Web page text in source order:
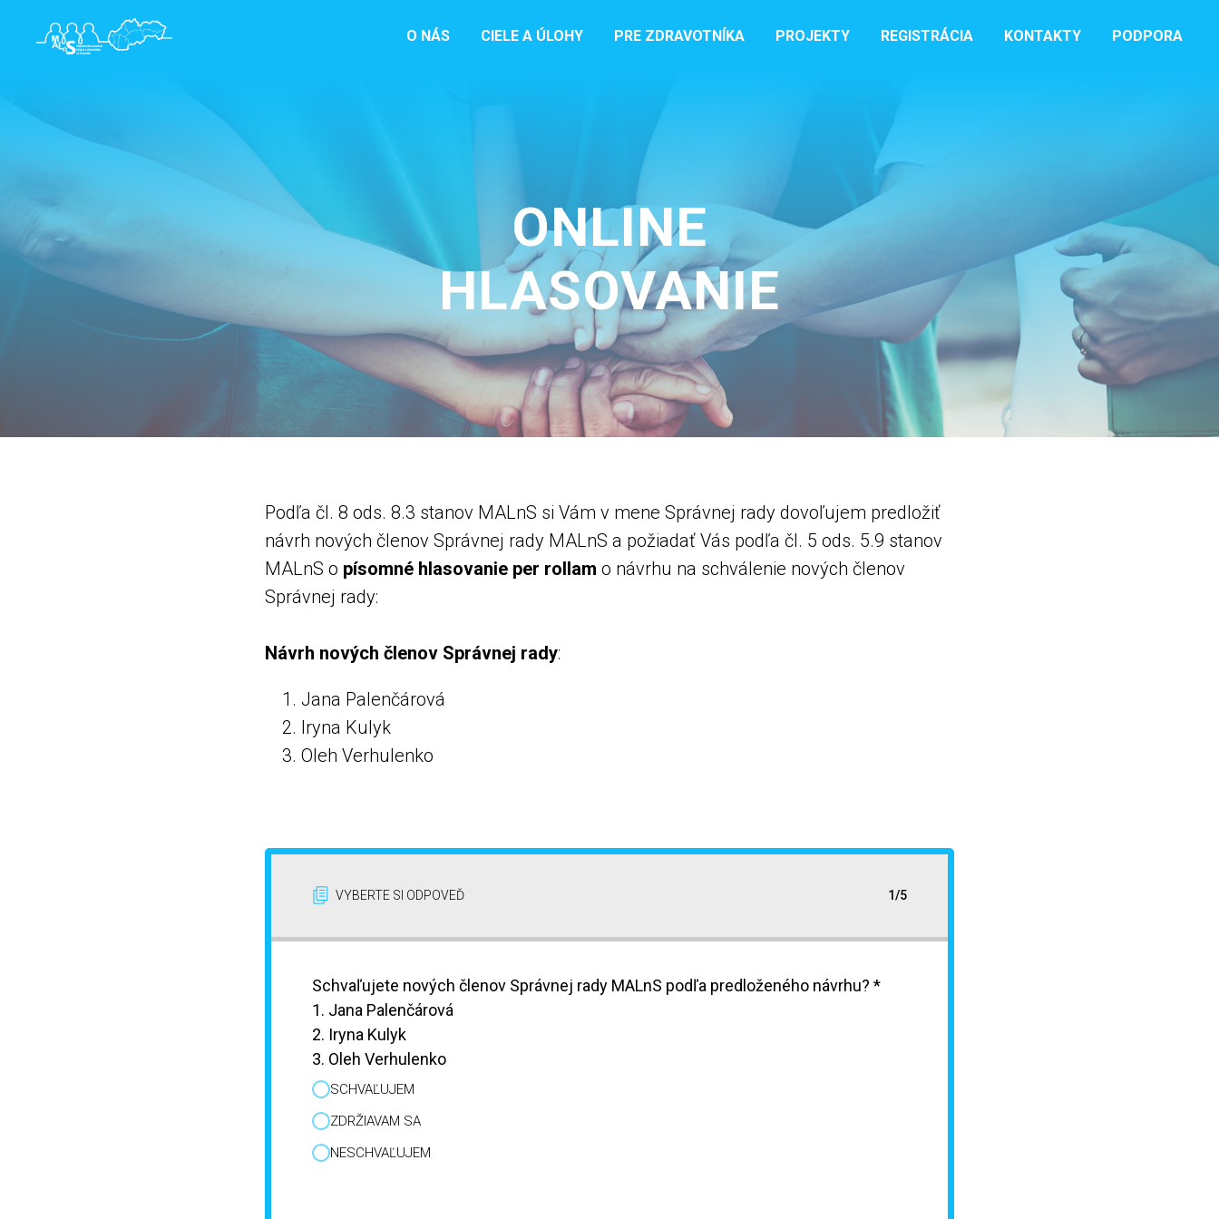
O NÁS CIELE A ÚLOHY PRE ZDRAVOTNÍKA PROJEKTY REGISTRÁCIA KONTAKTY PODPORA
ONLINE
HLASOVANIE
Podľa čl. 8 ods. 8.3 stanov MALnS si Vám v mene Správnej rady dovoľujem predložiť
návrh nových členov Správnej rady MALnS a požiadať Vás podľa čl. 5 ods. 5.9 stanov
MALnS o písomné hlasovanie per rollam o návrhu na schválenie nových členov
Správnej rady:
Návrh nových členov Správnej rady:
Jana Palenčárová
Iryna Kulyk
Oleh Verhulenko
VYBERTE SI ODPOVEĎ 1/5
Schvaľujete nových členov Správnej rady MALnS podľa predloženého návrhu? *
1. Jana Palenčárová
2. Iryna Kulyk
3. Oleh Verhulenko
SCHVAĽUJEM
ZDRŽIAVAM SA
NESCHVAĽUJEM